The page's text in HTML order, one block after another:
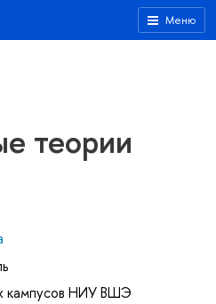
Меню
теории
кампусов НИУ ВШЭ